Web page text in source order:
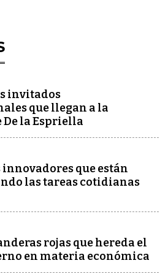
invitados
que llegan a la
De la Espriella
innovadores que están
las tareas cotidianas
rojas que hereda el
en materia económica